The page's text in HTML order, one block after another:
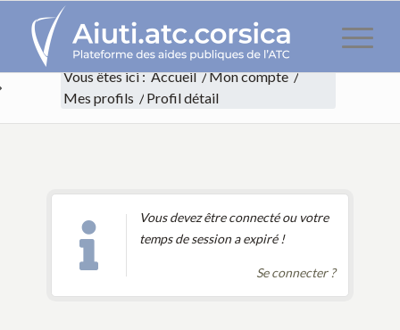
Vous êtes ici : Accueil /Mon compte /
Mes profils / Profil détail
Profil détail
Vous devez être connecté ou votre
temps de session a expiré !
Se connecter ?